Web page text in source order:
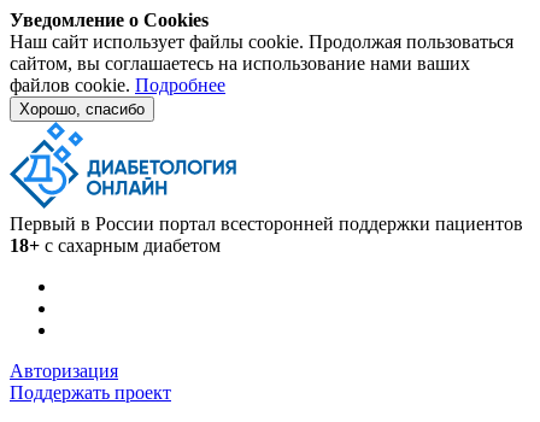
Уведомление о Cookies
Наш сайт использует файлы cookie. Продолжая пользоваться
сайтом, вы соглашаетесь на использование нами ваших
файлов cookie. Подробнее
Хорошо, спасибо
Первый в России портал всесторонней поддержки пациентов
18+ с сахарным диабетом
Авторизация
Поддержать проект